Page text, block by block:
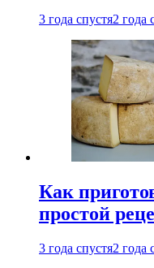
3 года спустя2 года
Как
простой
3 года спустя2 года